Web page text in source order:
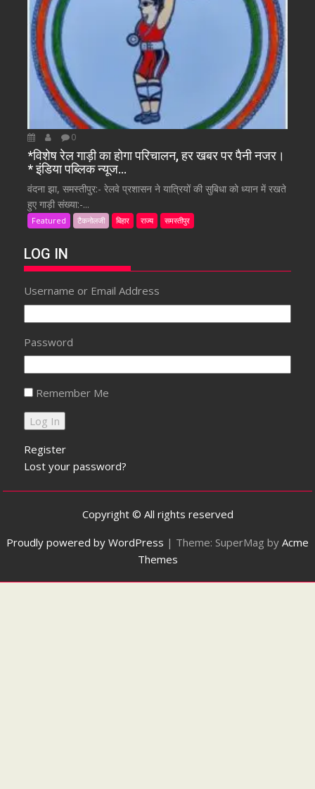
0
*विशेष रेल गाड़ी का होगा परिचालन, हर खबर पर पैनी नजर।
* इंडिया पब्लिक न्यूज…
वंदना झा, समस्तीपुर:- रेलवे प्रशासन ने यात्रियों की सुबिधा को ध्यान में रखते
हुए गाड़ी संख्या:-...
Featured टैकनोलजी बिहार राज्य समस्तीपुर
LOG IN
Username or Email Address
Password
Remember Me
Register
Lost your password?
Copyright © All rights reserved
Proudly powered by WordPress | Theme: SuperMag by Acme
Themes